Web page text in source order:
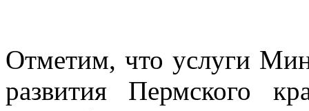
Отметим, что услуги
развития Пермского